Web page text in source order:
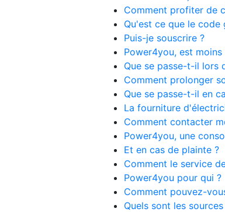
Comment profiter de
Qu'est ce que le code
Puis-je souscrire ?
Power4you, est
Que se passe-t-il lors
Comment prolonger
Que se passe-t-il en
La fourniture
Comment contacter
Power4you, une
Et en cas de plainte ?
Comment le service
Power4you pour qui ?
Comment pouvez-
Quels sont les